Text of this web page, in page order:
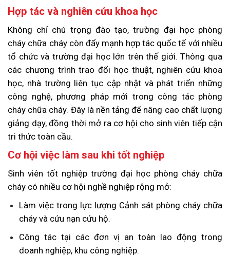
Hợp tác và nghiên cứu khoa học
Không chỉ chú trọng đào tạo, trường đại học phòng
cháy chữa cháy còn đẩy mạnh hợp tác quốc tế với nhiều
tổ chức và trường đại học lớn trên thế giới. Thông qua
các chương trình trao đổi học thuật, nghiên cứu khoa
học, nhà trường liên tục cập nhật và phát triển những
công nghệ, phương pháp mới trong công tác phòng
cháy chữa cháy. Đây là nền tảng để nâng cao chất lượng
giảng dạy, đồng thời mở ra cơ hội cho sinh viên tiếp cận
tri thức toàn cầu.
Cơ hội việc làm sau khi tốt nghiệp
Sinh viên tốt nghiệp trường đại học phòng cháy chữa
cháy có nhiều cơ hội nghề nghiệp rộng mở:
Làm việc trong lực lượng Cảnh sát phòng cháy chữa
cháy và cứu nạn cứu hộ.
Công tác tại các đơn vị an toàn lao động trong
doanh nghiệp, khu công nghiệp.